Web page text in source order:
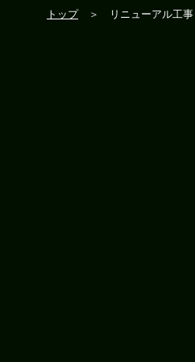
トップ＞ リニューアル工事